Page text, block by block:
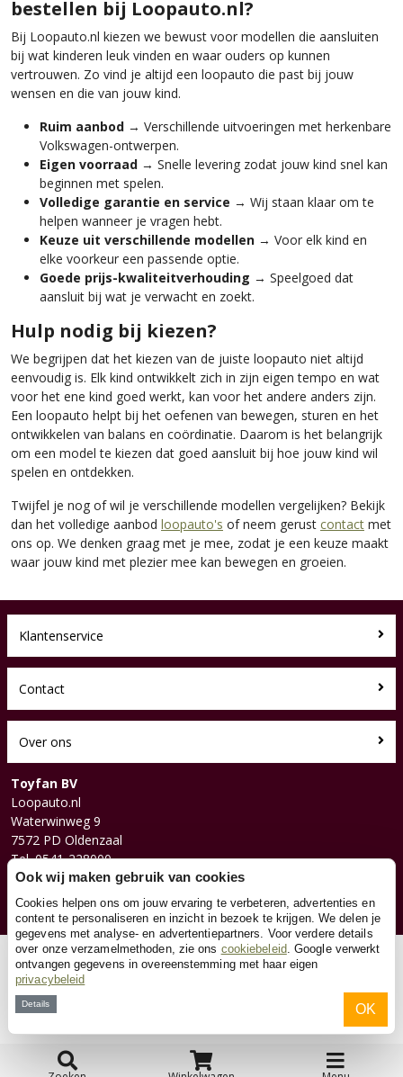
bestellen bij Loopauto.nl?
Bij Loopauto.nl kiezen we bewust voor modellen die aansluiten
bij wat kinderen leuk vinden en waar ouders op kunnen
vertrouwen. Zo vind je altijd een loopauto die past bij jouw
wensen en die van jouw kind.
Ruim aanbod → Verschillende uitvoeringen met herkenbare
Volkswagen-ontwerpen.
Eigen voorraad → Snelle levering zodat jouw kind snel kan
beginnen met spelen.
Volledige garantie en service → Wij staan klaar om te
helpen wanneer je vragen hebt.
Keuze uit verschillende modellen → Voor elk kind en
elke voorkeur een passende optie.
Goede prijs-kwaliteitverhouding → Speelgoed dat
aansluit bij wat je verwacht en zoekt.
Hulp nodig bij kiezen?
We begrijpen dat het kiezen van de juiste loopauto niet altijd
eenvoudig is. Elk kind ontwikkelt zich in zijn eigen tempo en wat
voor het ene kind goed werkt, kan voor het andere anders zijn.
Een loopauto helpt bij het oefenen van bewegen, sturen en het
ontwikkelen van balans en coördinatie. Daarom is het belangrijk
om een model te kiezen dat goed aansluit bij hoe jouw kind wil
spelen en ontdekken.
Twijfel je nog of wil je verschillende modellen vergelijken? Bekijk
dan het volledige aanbod loopauto's of neem gerust contact met
ons op. We denken graag met je mee, zodat je een keuze maakt
waar jouw kind met plezier mee kan bewegen en groeien.
Klantenservice
Contact
Over ons
Toyfan BV
Loopauto.nl
Waterwinweg 9
7572 PD Oldenzaal
Tel. 0541-228000
Facebook
Instagram
© 2026 Toyfan BV
Ook wij maken gebruik van cookies
Cookies helpen ons om jouw ervaring te verbeteren, advertenties en
content te personaliseren en inzicht in bezoek te krijgen. We delen je
gegevens met analyse- en advertentiepartners. Voor verdere details
over onze verzamelmethoden, zie ons cookiebeleid. Google verwerkt
ontvangen gegevens in overeenstemming met haar eigen
privacybeleid
Details OK